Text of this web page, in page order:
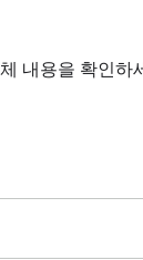
내용을 확인하